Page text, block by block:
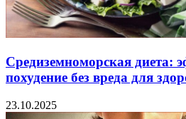
Средиземноморская диета:
похудение без вреда для
23.10.2025